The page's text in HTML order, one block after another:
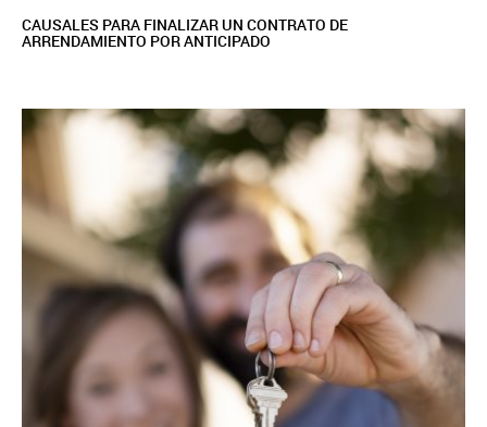
CAUSALES PARA FINALIZAR UN CONTRATO DE
ARRENDAMIENTO POR ANTICIPADO